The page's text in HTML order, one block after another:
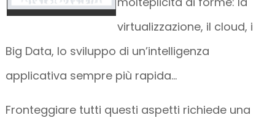
virtualizzazione, il cloud, i
Big Data, lo sviluppo di un’intelligenza
applicativa sempre più rapida…
Fronteggiare tutti questi aspetti richiede una